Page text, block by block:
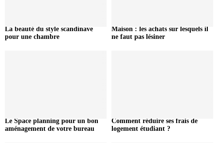
La beauté du style scandinave
pour une chambre
Maison : les achats sur lesquels il
ne faut pas lésiner
Le Space planning pour un bon
aménagement de votre bureau
Comment réduire ses frais de
logement étudiant ?